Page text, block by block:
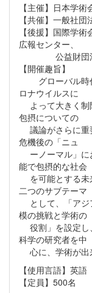
【主催】日本学術
【共催】一般社
【後援】国際学
広報センター、
公益財団法人
【開催趣旨】
グローバル時代
ロナウイルスに
よって大きく制
包摂についての
議論がさらに重
危機後の「ニュ
ーノーマル」に
能で包摂的な社会
を可能とする未
二つのサブテーマ
として、「アジ
模の挑戦と学術の
役割」を設定し
科学の研究者を中
心に、学術が出
【使用言語】英語
【定員】500名